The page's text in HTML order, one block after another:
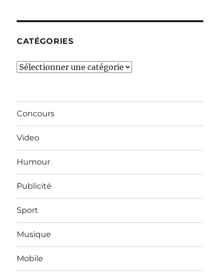
CATÉGORIES
Catégories
Concours
Video
Humour
Publicité
Sport
Musique
Mobile